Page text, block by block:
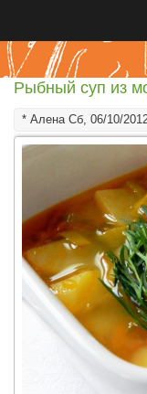
Рыбный суп из
* АленаСб, 06/10/